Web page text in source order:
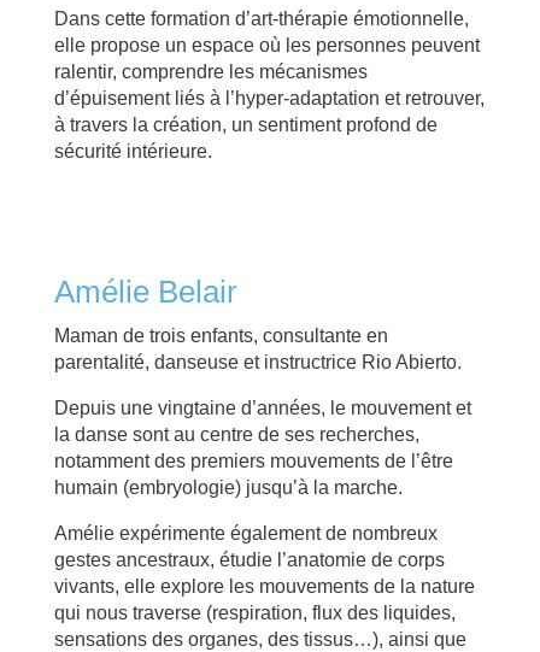
Dans cette formation d’art-thérapie émotionnelle,
elle propose un espace où les personnes peuvent
ralentir, comprendre les mécanismes
d’épuisement liés à l’hyper-adaptation et retrouver,
à travers la création, un sentiment profond de
sécurité intérieure.
Amélie Belair
Maman de trois enfants, consultante en
parentalité, danseuse et instructrice Rio Abierto.
Depuis une vingtaine d’années, le mouvement et
la danse sont au centre de ses recherches,
notamment des premiers mouvements de l’être
humain (embryologie) jusqu’à la marche.
Amélie expérimente également de nombreux
gestes ancestraux, étudie l’anatomie de corps
vivants, elle explore les mouvements de la nature
qui nous traverse (respiration, flux des liquides,
sensations des organes, des tissus…), ainsi que